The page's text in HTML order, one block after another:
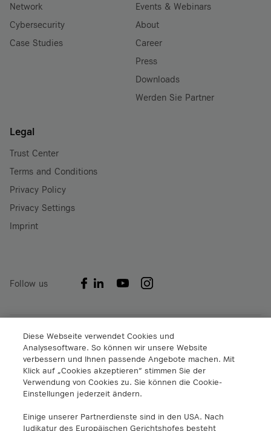
Network
Cybersecurity
Case Studies
Events & Webinars
About
Career
Press
Downloads
Werden Sie Partner
Legal
Trust Center
Terms and Conditions
Privacy Policy
Privacy Settings
Imprint
Follow us
A1 Digital International GmbH & Co KG
Lassallestraße 9
1020 Wien
info@a1.digital
+43 5 06640
A1 Digital Spain S.L.
Diese Webseite verwendet Cookies und
Analysesoftware. So können wir unsere Website
verbessern und Ihnen passende Angebote machen. Mit
Klick auf „Cookies akzeptieren“ stimmen Sie der
Verwendung von Cookies zu. Sie können die Cookie-
Einstellungen jederzeit ändern.
Einige unserer Partnerdienste sind in den USA. Nach
Judikatur des Europäischen Gerichtshofes besteht